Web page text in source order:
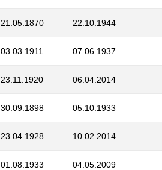
21.05.1870 22.10.1944
03.03.1911 07.06.1937
23.11.1920 06.04.2014
30.09.1898 05.10.1933
23.04.1928 10.02.2014
01.08.1933 04.05.2009